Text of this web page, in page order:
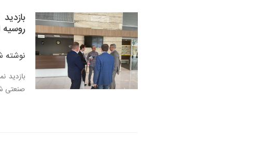
نوشته
بازدید
صنعتی